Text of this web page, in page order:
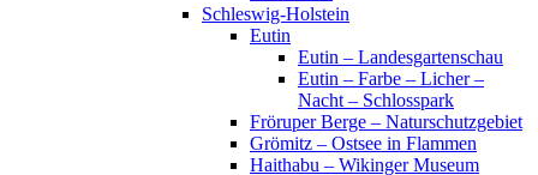
Schleswig-Holstein
Eutin
Eutin – Landesgartenschau
Eutin – Farbe – Licher –
Nacht – Schlosspark
Fröruper Berge – Naturschutzgebiet
Grömitz – Ostsee in Flammen
Haithabu – Wikinger Museum